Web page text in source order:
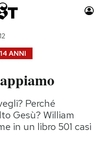
Moda
Consumismi
Storie/Idee
14 ANNI
Perché
Gesù? William
in un libro 501 casi